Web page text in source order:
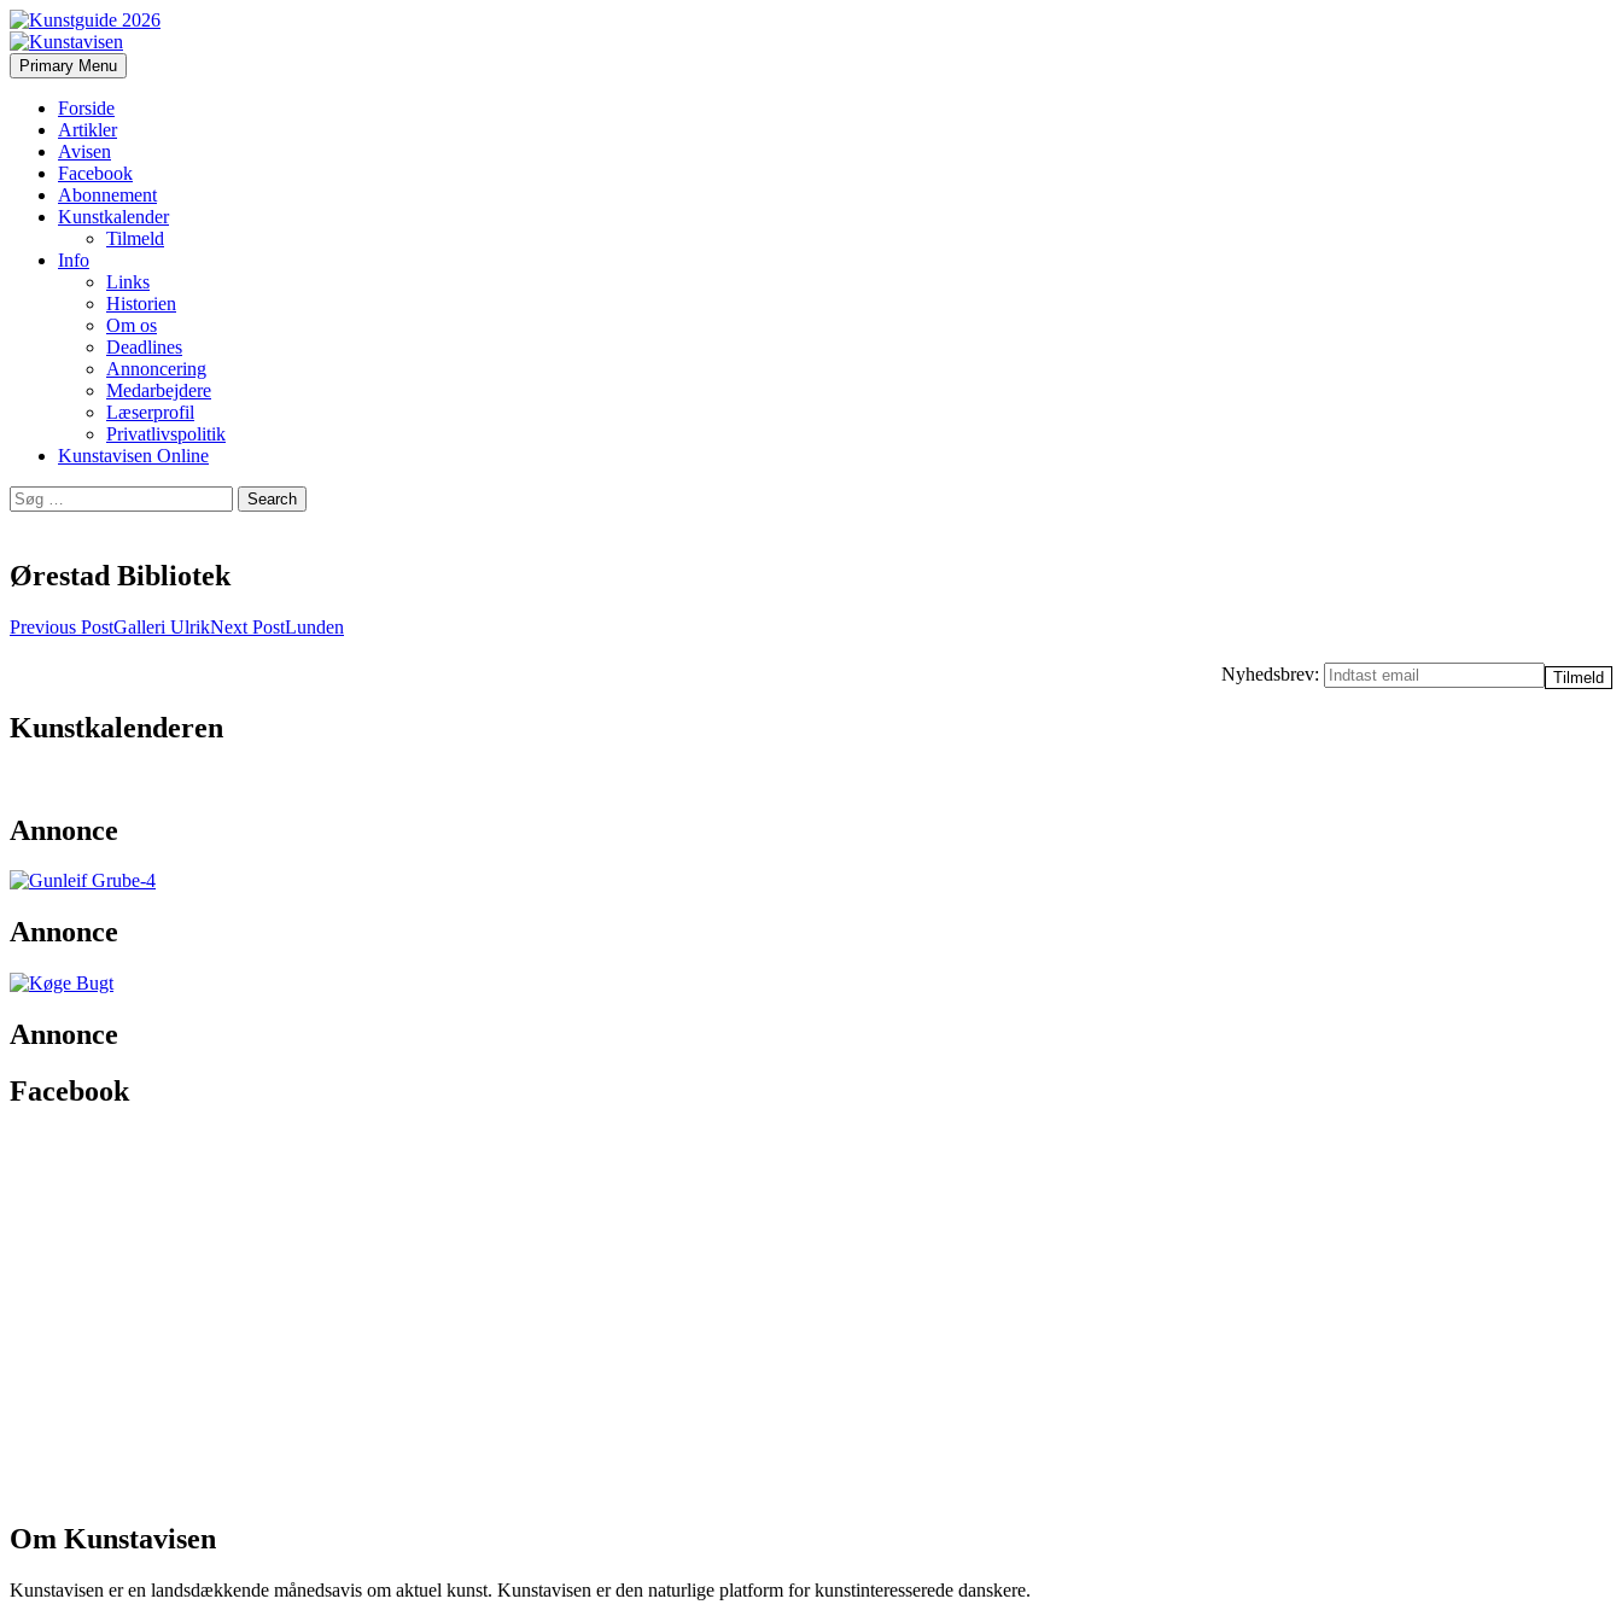
Kunstavisen
Search
Primary Menu Skip
to
Forside
Artikler
Avisen
Facebook
Abonnement
Kunstkalender
Tilmeld
Info
Links
Historien
Om os
Deadlines
Annoncering
Medarbejdere
Læserprofil
Privatlivspolitik
Kunstavisen Online
Search
for:
Ørestad Bibliotek
Post
Previous PostGalleri UlrikNext PostLunden
Nyhedsbrev:
Kunstkalenderen
Annonce
Annonce
Annonce
Facebook
Om Kunstavisen
Kunstavisen er en landsdækkende månedsavis om aktuel kunst. Kunstavisen er den naturlige platform for kunstinteresserede danskere.